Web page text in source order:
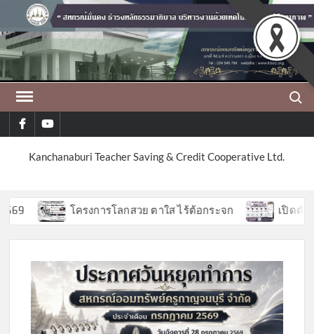
content
facebookyoutube
Kanchanaburi Teacher Saving & Credit Cooperative Ltd.
โครงการโลกสวย ตาใส ไร้ต้อกระจก เปิดตัวฟีเจอ